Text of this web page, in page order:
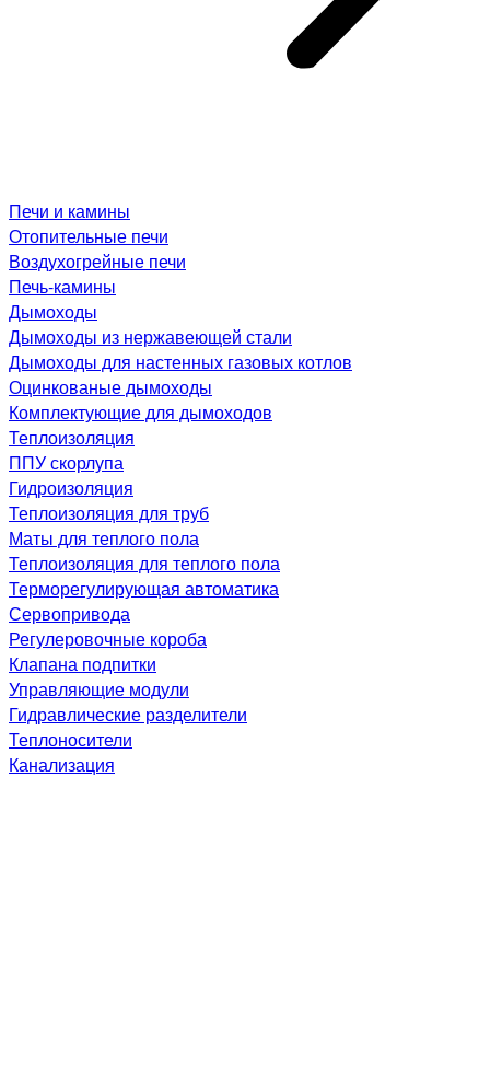
Печи и камины
Отопительные печи
Воздухогрейные печи
Печь-камины
Дымоходы
Дымоходы из нержавеющей стали
Дымоходы для настенных газовых котлов
Оцинкованые дымоходы
Комплектующие для дымоходов
Теплоизоляция
ППУ скорлупа
Гидроизоляция
Теплоизоляция для труб
Маты для теплого пола
Теплоизоляция для теплого пола
Терморегулирующая автоматика
Сервопривода
Регулеровочные короба
Клапана подпитки
Управляющие модули
Гидравлические разделители
Теплоносители
Канализация